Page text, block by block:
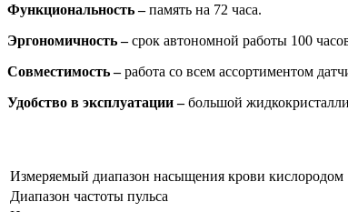
Функциональность –память на 72 часа.
Эргономичность –срок автономной работы 100
Совместимость –работа со всем ассортиментом
Удобство в эксплуатации –большой
Измеряемый диапазон насыщения крови кислородом
Диапазон частоты пульса